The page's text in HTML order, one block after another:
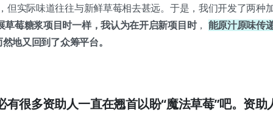
但实际味道往往与新鲜草莓相去甚远。于是，我们开发了两种
草莓糖浆项目时一样，我认为在开启新项目时， 能原汁原味传
地又回到了众筹平台。
有很多资助人一直在翘首以盼“魔法草莓”吧。资助